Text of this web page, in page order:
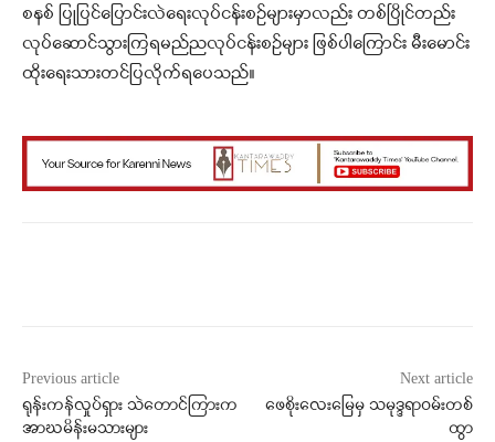
စနစ် ပြုပြင်ပြောင်းလဲရေးလုပ်ငန်းစဉ်များမှာလည်း တစ်ပြိုင်တည်း
လုပ်ဆောင်သွားကြရမည်ညလုပ်ငန်းစဉ်များ ဖြစ်ပါကြောင်း မီးမောင်း
ထိုးရေးသားတင်ပြလိုက်ရပေသည်။
Previous article
ရုန်းကန်လှုပ်ရှား သဲတောင်ကြားက
အာဃမိန်းမသားများ
Next article
ဖေစိုးလေးမြေမှ သမုဒ္ဒရာဝမ်းတစ်
ထွာ